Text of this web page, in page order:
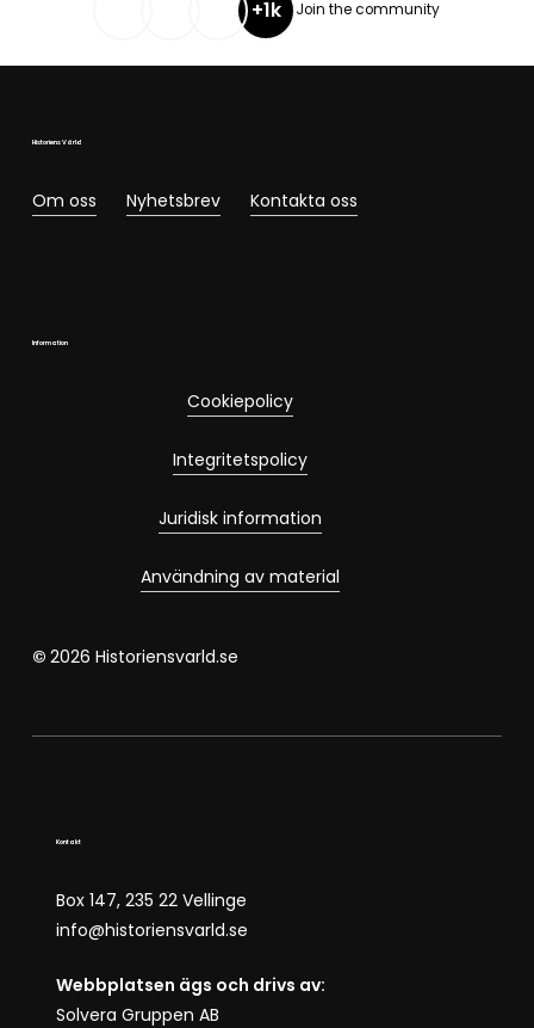
+1k Join the community
Historiens Värld
Om oss Nyhetsbrev Kontakta oss
Information
Cookiepolicy
Integritetspolicy
Juridisk information
Användning av material
© 2026 Historiensvarld.se
Kontakt
Box 147, 235 22 Vellinge
info@historiensvarld.se
Webbplatsen ägs och drivs av:
Solvera Gruppen AB